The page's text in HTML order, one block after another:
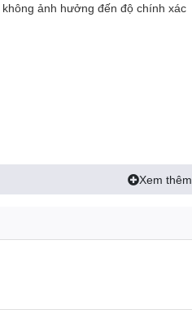
ảnh hưởng đến độ chính xác
và DIN 12681, dung sai loại A
Xem thêm